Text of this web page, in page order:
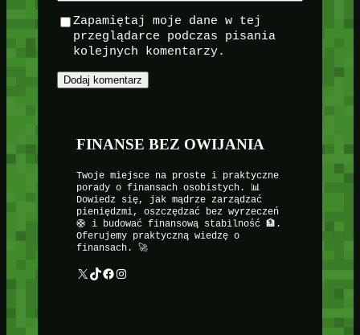
Zapamiętaj moje dane w tej
przeglądarce podczas pisania
kolejnych komentarzy.
FINANSE BEZ OWIJANIA
Twoje miejsce na proste i praktyczne
porady o finansach osobistych. 📊
Dowiedz się, jak mądrze zarządzać
pieniędzmi, oszczędzać bez wyrzeczeń
🛟 i budować finansową stabilność 🏦.
Oferujemy praktyczną wiedzę o
finansach. 🚀
X TikTok Facebook Instagram